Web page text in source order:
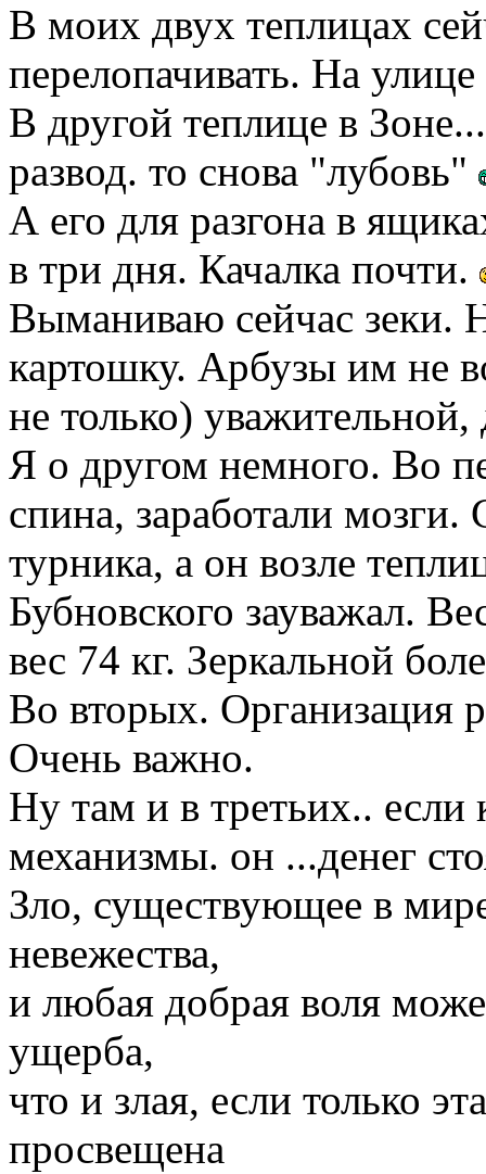
В моих двух теплицах
перелопачивать. На
В другой теплице в
развод. то снова "лубовь"
А его для разгона в
в три дня. Качалка почти.
Выманиваю сейчас зеки.
картошку. Арбузы им не
не только)
Я о другом немного. Во
спина, заработали
турника, а он возле
Бубновского зауважал.
вес 74 кг. Зеркальной
Во вторых. Организация
Очень важно.
Ну там и в третьих..
механизмы. он ...денег
Зло, существующее в
невежества,
и любая добрая воля
ущерба,
что и злая, если только
просвещена